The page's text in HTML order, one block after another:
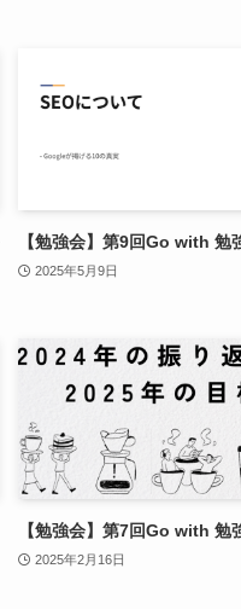
【勉強会】第9回Go with 勉
2025年5月9日
【勉強会】第7回Go with 勉
2025年2月16日